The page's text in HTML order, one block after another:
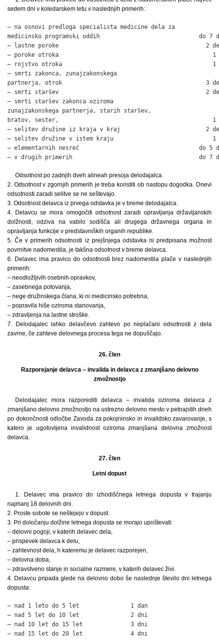
sedem dni v koledarskem letu v naslednjih primerih:
– na osnovi predloga specialista medicine dela za
medicinsko programski oddih                             do 7
– lastne poroke                                           2
– poroke otroka                                             1
– rojstvo otroka                                            1
– smrti zakonca, zunajzakonskega
partnerja, otrok                                          3
– smrti staršev                                           2
– smrti staršev zakonca oziroma
zunajzakonskega partnerja, starih staršev,
bratov, sester,                                             1
– selitev družine iz kraja v kraj                         2
– selitev družine v istem kraju                             1
– elementarnih nesreč                                   do 5
– v drugih primerih                                     do 7
Odsotnost po zadnjih dveh alineah presoja delodajalca.
2. Odsotnost v zgornjih primerih je treba koristiti ob nastopu dogodka. Dnevi
odsotnosti zaradi selitve se ne seštevajo.
3. Odsotnost delavca iz prvega odstavka je v breme delodajalca.
4. Delavcu se mora omogočiti odsotnost zaradi opravljanja državljanskih
dolžnosti, odziva na vabilo sodišča ali drugega državnega organa in
opravljanja funkcije v predstavniških organih republike.
5. Če v primerih odsotnosti iz prejšnjega odstavka ni predpisana možnost
povrnitve nadomestila, je takšna odsotnost v breme delavca.
6. Delavec ima pravico do odsotnosti brez nadomestila plače v naslednjih
primerih:
– neodložljivih osebnih opravkov,
– zasebnega potovanja,
– nege družinskega člana, ki ni medicinsko potrebna,
– popravila hiše oziroma stanovanja,
– zdravljenja na lastne stroške.
7. Delodajalec lahko delavčevo zahtevo po neplačani odsotnosti z dela
zavrne, če zahteve delovnega procesa tega ne dopuščajo.
26. člen
Razporejanje delavca – invalida in delavca z zmanjšano delovno
zmožnostjo
Delodajalec mora razporediti delavca – invalida oziroma delavca z
zmanjšano delovno zmožnostjo na ustrezno delovno mesto v petnajstih dneh
po dokončnosti odločbe Zavoda za pokojninsko in invalidsko zavarovanje, s
katero je ugotovljena invalidnost oziroma zmanjšana delovna zmožnost
delavca.
27. člen
Letni dopust
1. Delavec ima pravico do izhodiščnega letnega dopusta v trajanju
najmanj 18 delovnih dni.
2. Proste sobote se neštejejo v dopust.
3. Pri določanju dolžine letnega dopusta se morajo upoštevati:
– delovni pogoji, v katerih delavec dela,
– prispevek delavca k delu,
– zahtevnost dela, h kateremu je delavec razporejen,
– delovna doba,
– zdravstveno stanje in socialne razmere, v katerih delavec živi.
4. Delavcu pripada glede na delovno dobo še naslednje število dni letnega
dopusta:
– nad 1 leto do 5 let               1 dan
– nad 5 let do 10 let               2 dni
– nad 10 let do 15 let              3 dni
– nad 15 let do 20 let              4 dni